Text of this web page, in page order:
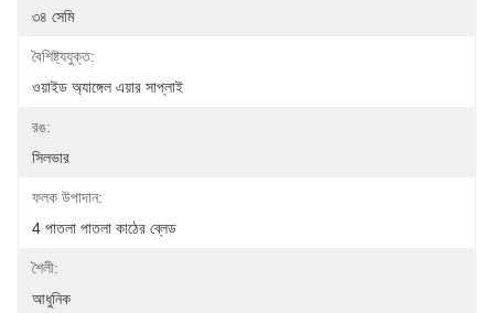
৩৪ সেমি
বৈশিষ্ট্যযুক্ত:
ওয়াইড অ্যাঙ্গেল এয়ার সাপ্লাই
রঙ:
সিলভার
ফলক উপাদান:
4 পাতলা পাতলা কাঠের ব্লেড
শৈলী:
আধুনিক